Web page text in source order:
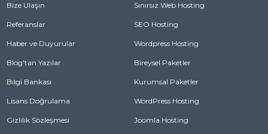
Bize Ulaşın
Referanslar
Haber ve Duyurular
Blog'tan Yazılar
Bilgi Bankası
Lisans Doğrulama
Gizlilik Sözleşmesi
Sınırsız Web Hosting
SEO Hosting
Wordpress Hosting
Bireysel Paketler
Kurumsal Paketler
WordPress Hosting
Joomla Hosting